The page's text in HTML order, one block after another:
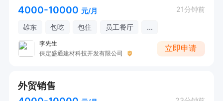
4000-10000 元/月 21分钟前
雄东 包吃 包住 员工餐厅 ...
李先生
保定盛通建材科技开发有限公司
立即申请
外贸销售